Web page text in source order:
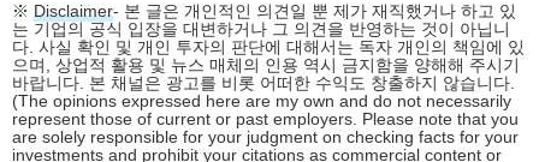
※ Disclaimer- 본 글은 개인적인 의견일 뿐 제가 재직했거나 하고 있
는 기업의 공식 입장을 대변하거나 그 의견을 반영하는 것이 아닙니
다. 사실 확인 및 개인 투자의 판단에 대해서는 독자 개인의 책임에 있
으며, 상업적 활용 및 뉴스 매체의 인용 역시 금지함을 양해해 주시기
바랍니다. 본 채널은 광고를 비롯 어떠한 수익도 창출하지 않습니다.
(The opinions expressed here are my own and do not necessarily
represent those of current or past employers. Please note that you
are solely responsible for your judgment on checking facts for your
investments and prohibit your citations as commercial content or